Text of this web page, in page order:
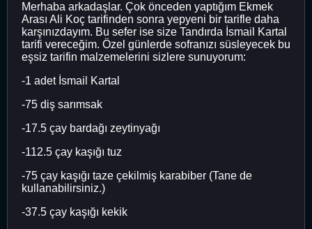
Merhaba arkadaşlar. Çok önceden yaptığım Ekmek
Arası Ali Koç tarifinden sonra yepyeni bir tarifle daha
karşınızdayım. Bu sefer ise size Tandırda İsmail Kartal
tarifi vereceğim. Özel günlerde sofranızı süsleyecek bu
eşsiz tarifin malzemelerini sizlere sunuyorum:
-1 adet İsmail Kartal
-75 diş sarımsak
-17.5 çay bardağı zeytinyağı
-112.5 çay kaşığı tuz
-75 çay kaşığı taze çekilmiş karabiber (Tane de
kullanabilirsiniz.)
-37.5 çay kaşığı kekik